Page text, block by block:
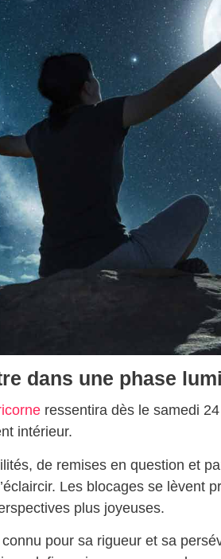
dans une phase
ressentira dès le samedi
intérieur.
de remises en question et
Les blocages se lèvent
plus joyeuses.
pour sa rigueur et sa